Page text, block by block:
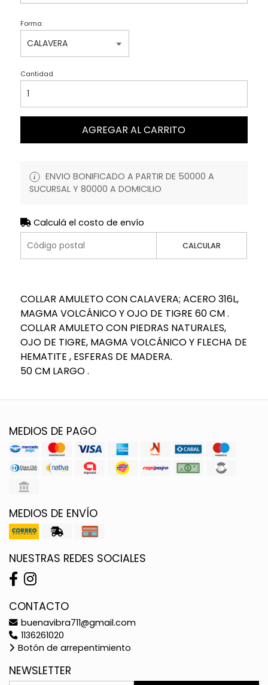
Forma
Cantidad
AGREGAR AL CARRITO
ENVIO BONIFICADO A PARTIR DE 50000 A
SUCURSAL Y 80000 A DOMICILIO
Calculá el costo de envío
CALCULAR
COLLAR AMULETO CON CALAVERA; ACERO 316L,
MAGMA VOLCÁNICO Y OJO DE TIGRE 60 CM .
COLLAR AMULETO CON PIEDRAS NATURALES,
OJO DE TIGRE, MAGMA VOLCÁNICO Y FLECHA DE
HEMATITE , ESFERAS DE MADERA.
50 CM LARGO .
MEDIOS DE PAGO
MEDIOS DE ENVÍO
NUESTRAS REDES SOCIALES
CONTACTO
buenavibra711@gmail.com
1136261020
Botón de arrepentimiento
NEWSLETTER